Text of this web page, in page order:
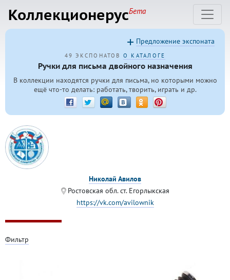
КоллекционерусБета
49 ЭКСПОНАТОВ О КАТАЛОГЕ
Ручки для письма двойного назначения
В коллекции находятся ручки для письма, но которыми можно
ещё что-то делать: работать, творить, играть и др.
Предложение экспоната
Николай Авилов
Ростовская обл. ст. Егорлыкская
https://vk.com/avilownik
Фильтр